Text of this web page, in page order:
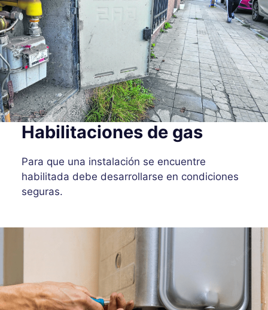
Habilitaciones de gas
Para que una instalación se encuentre
habilitada debe desarrollarse en condiciones
seguras.